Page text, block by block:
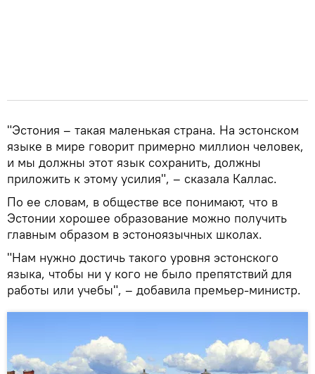
"Эстония – такая маленькая страна. На эстонском
языке в мире говорит примерно миллион человек,
и мы должны этот язык сохранить, должны
приложить к этому усилия", – сказала Каллас.
По ее словам, в обществе все понимают, что в
Эстонии хорошее образование можно получить
главным образом в эстоноязычных школах.
"Нам нужно достичь такого уровня эстонского
языка, чтобы ни у кого не было препятствий для
работы или учебы", – добавила премьер-министр.